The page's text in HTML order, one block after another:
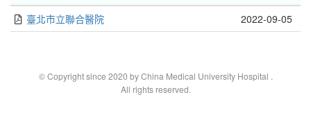
臺北市立聯合醫院
2022-09-05
© Copyright since 2020 by China Medical University Hospital .
All rights reserved.